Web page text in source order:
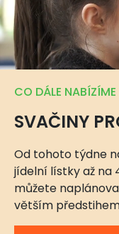
CO DÁLE NABÍZÍME
SVAČINY
Od tohoto týdne
jídelní lístky až na
můžete
větším